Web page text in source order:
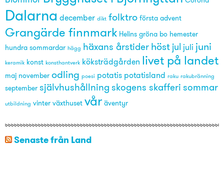
Dalarna december dikt folktro första advent
Grangärde finnmark Helins gröna bo hemester
hundra sommardar hägg häxans årstider höst jul juli juni
keramik konst konsthantverk köksträdgården livet på landet
maj november odling poesi potatis potatisland raku rakubränning
september självhushållning skogens skafferi sommar
utbildning vinter växthuset vår äventyr
Senaste från Land